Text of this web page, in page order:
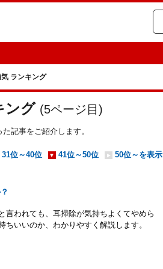
ランキング
ング (5ページ目)
記事をご紹介します。
31位～40位 41位～50位 50位～を表示
言われても、耳掃除が気持ちよくてやめら
いいのか、わかりやすく解説します。